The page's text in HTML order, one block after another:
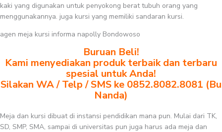
kaki yang digunakan untuk penyokong berat tubuh orang yang
menggunakannya. juga kursi yang memiliki sandaran kursi.
agen meja kursi informa napolly Bondowoso
Buruan Beli!
Kami menyediakan produk terbaik dan terbaru
spesial untuk Anda!
Silakan WA / Telp / SMS ke 0852.8082.8081 (Bu
Nanda)
Meja dan kursi dibuat di instansi pendidikan mana pun. Mulai dari TK,
SD, SMP, SMA, sampai di universitas pun juga harus ada meja dan